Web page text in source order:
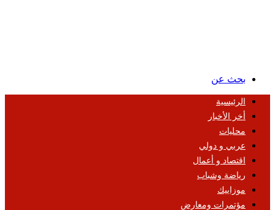
بحث عن
الرئيسية
أخر الأخبار
محليات
عربي و دولي
اقتصاد و أعمال
رياضة وشباب
موزاييك
مؤتمرات ومعارض